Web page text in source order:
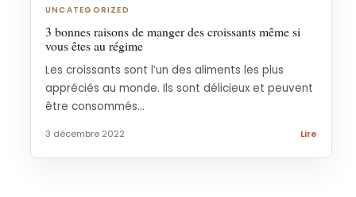
UNCATEGORIZED
3 bonnes raisons de manger des croissants même si
vous êtes au régime
Les croissants sont l’un des aliments les plus
appréciés au monde. Ils sont délicieux et peuvent
être consommés...
3 décembre 2022 Lire